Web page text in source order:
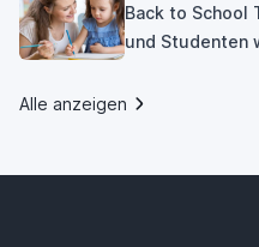
Back to School
und Studenten
Alle anzeigen